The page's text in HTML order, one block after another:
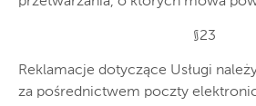
§23
Reklamacje dotyczące Usługi
za pośrednictwem poczty